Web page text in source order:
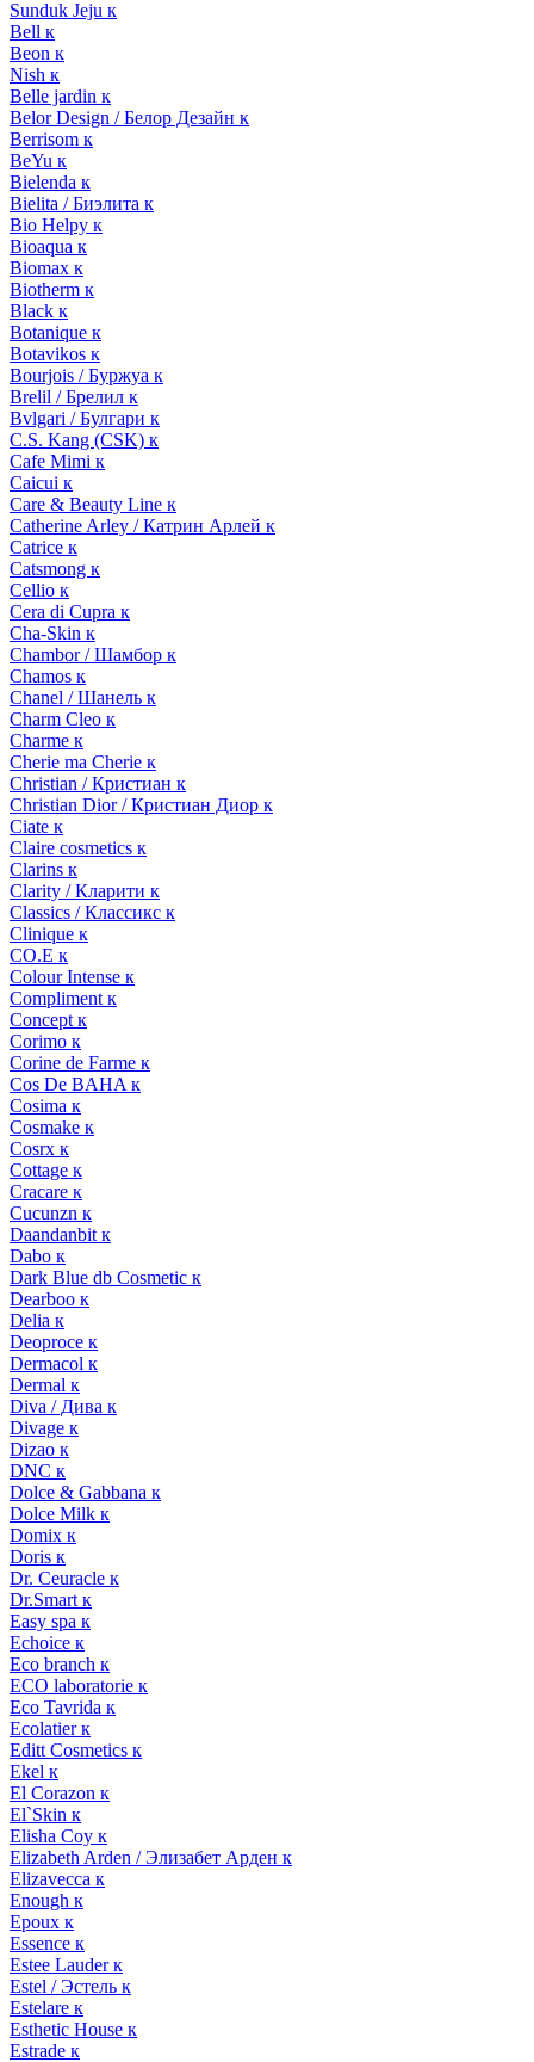
Sunduk Jeju к
Bell к
Beon к
Nish к
Belle jardin к
Belor Design / Белор Дезайн к
Berrisom к
BeYu к
Bielenda к
Bielita / Биэлита к
Bio Helpy к
Bioaqua к
Biomax к
Biotherm к
Black к
Botanique к
Botavikos к
Bourjois / Буржуа к
Brelil / Брелил к
Bvlgari / Булгари к
C.S. Kang (CSK) к
Cafe Mimi к
Caicui к
Care & Beauty Line к
Catherine Arley / Катрин Арлей к
Catrice к
Catsmong к
Cellio к
Cera di Cupra к
Cha-Skin к
Chambor / Шамбор к
Chamos к
Chanel / Шанель к
Charm Cleo к
Charme к
Cherie ma Cherie к
Christian / Кристиан к
Christian Dior / Кристиан Диор к
Ciate к
Claire cosmetics к
Clarins к
Clarity / Кларити к
Classics / Классикс к
Clinique к
CO.E к
Colour Intense к
Compliment к
Concept к
Corimo к
Corine de Farme к
Cos De BAHA к
Cosima к
Cosmake к
Cosrx к
Cottage к
Cracare к
Cucunzn к
Daandanbit к
Dabo к
Dark Blue db Cosmetic к
Dearboo к
Delia к
Deoproce к
Dermacol к
Dermal к
Diva / Дива к
Divage к
Dizao к
DNC к
Dolce & Gabbana к
Dolce Milk к
Domix к
Doris к
Dr. Ceuracle к
Dr.Smart к
Easy spa к
Echoice к
Eco branch к
ECO laboratorie к
Eco Tavrida к
Ecolatier к
Editt Cosmetics к
Ekel к
El Corazon к
El`Skin к
Elisha Coy к
Elizabeth Arden / Элизабет Арден к
Elizavecca к
Enough к
Epoux к
Essence к
Estee Lauder к
Estel / Эстель к
Estelare к
Esthetic House к
Estrade к